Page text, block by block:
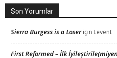
Son Yorumlar
Sierra Burgess is a Loseriçin Levent
First Reformed – İlk